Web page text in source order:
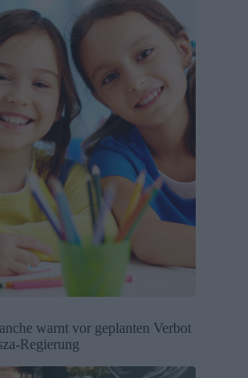
warnt vor geplanten Verbot
Regierung